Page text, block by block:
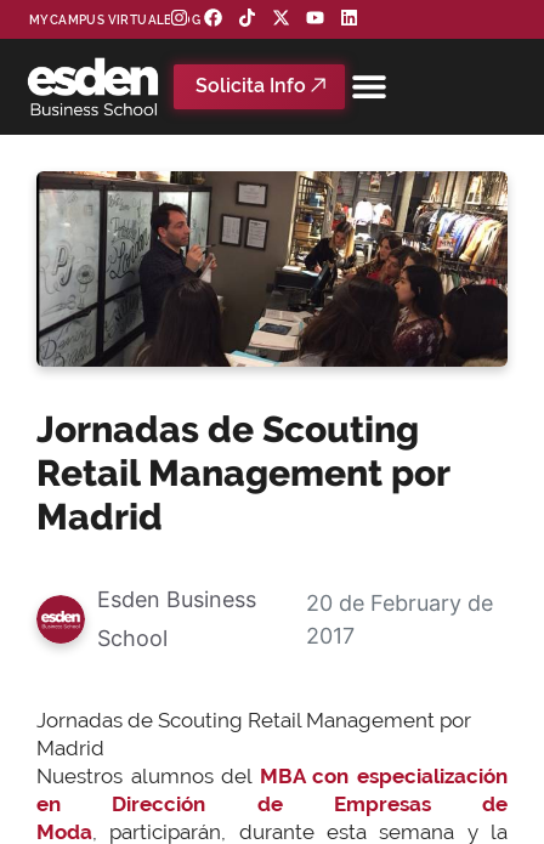
MYCAMPUS VIRTUAL BLOG
Solicita Info
Jornadas de Scouting
Retail Management por
Madrid
Esden Business
School
20 de February de
2017
Jornadas de Scouting Retail Management por
Madrid
Nuestros alumnos del MBA con especialización
en Dirección de Empresas de
Moda, participarán, durante esta semana y la